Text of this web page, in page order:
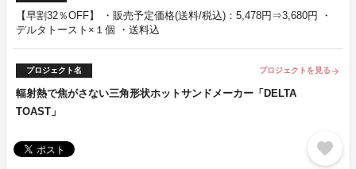
【早割32％OFF】 ・販売予定価格(送料/税込)：5,478円⇒3,680円 ・
デルタトースト×１個 ・送料込
プロジェクト名 プロジェクトを見る arrow_forward
輻射熱で焦がさない三角形状ホットサンドメーカー「DELTA
TOAST」
favorite